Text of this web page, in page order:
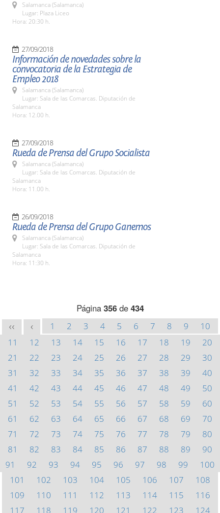
Salamanca (Salamanca)
Lugar: Plaza Liceo
Hora: 20:30 h.
27/09/2018
Información de novedades sobre la
convocatoria de la Estrategia de
Empleo 2018
Salamanca (Salamanca)
Lugar: Sala de las Comarcas. Diputación de
Salamanca
Hora: 12.00 h.
27/09/2018
Rueda de Prensa del Grupo Socialista
Salamanca (Salamanca)
Lugar: Sala de las Comarcas. Diputación de
Salamanca
Hora: 11.00 h.
26/09/2018
Rueda de Prensa del Grupo Ganemos
Salamanca (Salamanca)
Lugar: Sala de las Comarcas. Diputación de
Salamanca
Hora: 11:30 h.
Página 356de 434
<< < 1 2 3 4 5 6 7 8 9
10
11
12 13 14 15 16 17 18 19
20
21
22 23 24 25 26 27 28 29
30
31
32 33 34 35 36 37 38 39
40
41
42 43 44 45 46 47 48 49
50
51
52 53 54 55 56 57 58 59
60
61
62 63 64 65 66 67 68 69
70
71
72 73 74 75 76 77 78 79
80
81
82 83 84 85 86 87 88 89
90
91
92 93 94 95 96 97 98 99
100
101
102 103 104 105 106 107
108
109
110 111 112 113 114 115
116
117
118 119 120 121 122 123
124